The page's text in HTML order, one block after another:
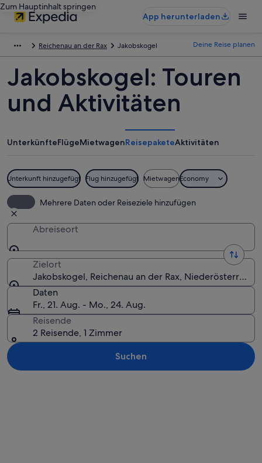
Zum Hauptinhalt springen
App herunterladen
Reichenau an der Rax Jakobskogel Deine Reise planen
Jakobskogel: Touren
und Aktivitäten
UnterkünfteFlügeMietwagenReisepaketeAktivitäten
Unterkunft hinzugefügt Flug hinzugefügt MietwagenEconomy
Mehrere Daten oder Reiseziele hinzufügen
Abreiseort
Zielort
Jakobskogel, Reichenau an der Rax,
Daten
Fr., 21. Aug. - Mo., 24. Aug.
Reisende
2 Reisende, 1 Zimmer
Suchen